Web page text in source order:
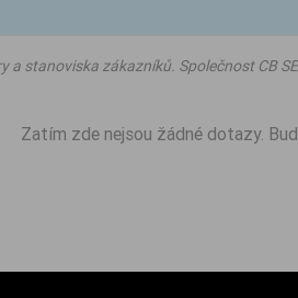
stanoviska zákazníků. Společnost CB
Zatím zde nejsou žádné dotazy.